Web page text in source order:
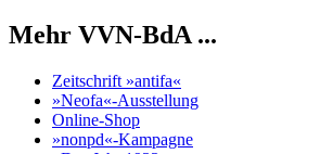
Mehr VVN-BdA ...
Zeitschrift »antifa«
»Neofa«-Ausstellung
Online-Shop
»nonpd«-Kampagne